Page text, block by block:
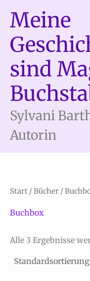
Inhalt
springen
Meine
sind
Sylvani
Autorin
Start / Bücher /
Buchbox
Alle 3 Ergebnisse